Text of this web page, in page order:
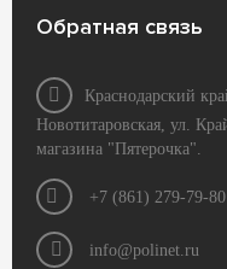
Обратная связь
Краснодарский
Новотитаровская, ул.
магазина "Пятерочка".
+7 (861) 279-79-80
info@polinet.ru